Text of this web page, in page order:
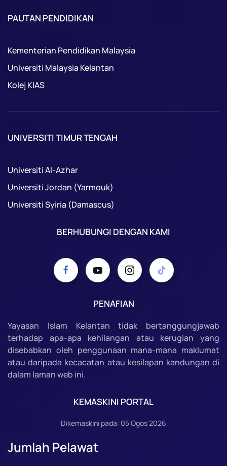
PAUTAN PENDIDIKAN
Kementerian Pendidikan Malaysia
Universiti Malaysia Kelantan
Kolej KIAS
UNIVERSITI TIMUR TENGAH
Universiti Al-Azhar
Universiti Jordan (Yarmouk)
Universiti Syiria (Damascus)
BERHUBUNGI DENGAN KAMI
PENAFIAN
Yayasan Islam Kelantan tidak bertanggungjawab
terhadap apa-apa kehilangan atau kerugian yang
disebabkan oleh penggunaan mana-mana maklumat
atau daripada kecacatan atau kesilapan kandungan di
dalam laman web ini.
KEMASKINI PORTAL
Dikemaskini pada: 05 Ogos 2026
Jumlah Pelawat